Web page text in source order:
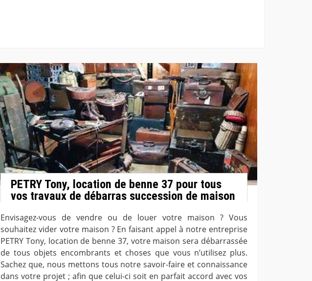
PETRY Tony, location de benne 37 pour tous
vos travaux de débarras succession de maison
Envisagez-vous de vendre ou de louer votre maison ? Vous
souhaitez vider votre maison ? En faisant appel à notre entreprise
PETRY Tony, location de benne 37, votre maison sera débarrassée
de tous objets encombrants et choses que vous n’utilisez plus.
Sachez que, nous mettons tous notre savoir-faire et connaissance
dans votre projet ; afin que celui-ci soit en parfait accord avec vos